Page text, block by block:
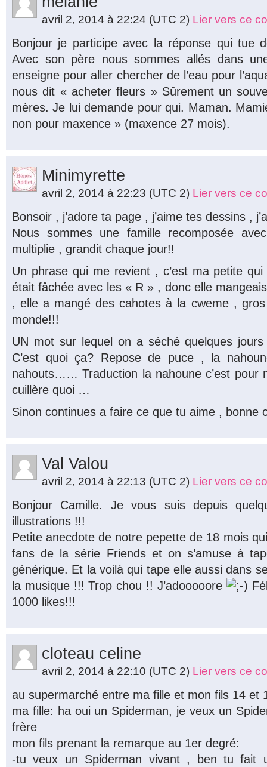
avril 2, 2014 à 22:24 (UTC 2) Lier vers ce
Bonjour je participe avec la réponse qui tue
Avec son père nous sommes allés dans
enseigne pour aller chercher de l’eau pour
nous dit « acheter fleurs » Sûrement un
mères. Je lui demande pour qui. Maman.
non pour maxence » (maxence 27 mois).
Minimyrette
avril 2, 2014 à 22:23 (UTC 2) Lier vers ce
Bonsoir , j’adore ta page , j’aime tes dessins ,
Nous sommes une famille recomposée
multiplie , grandit chaque jour!!
Un phrase qui me revient , c’est ma petite
était fâchée avec les « R » , donc elle
, elle a mangé des cahotes à la cweme ,
monde!!!
UN mot sur lequel on a séché quelques
C’est quoi ça? Repose de puce , la
nahouts…… Traduction la nahoune c’est pour
cuillère quoi …
Sinon continues a faire ce que tu aime , bonne
Val Valou
avril 2, 2014 à 22:13 (UTC 2) Lier vers ce
Bonjour Camille. Je vous suis depuis
illustrations !!!
Petite anecdote de notre pepette de 18 mois
fans de la série Friends et on s’amuse à
générique. Et la voilà qui tape elle aussi dans
la musique !!! Trop chou !! J’adooooore
1000 likes!!!
cloteau celine
avril 2, 2014 à 22:10 (UTC 2) Lier vers ce
au supermarché entre ma fille et mon fils 14 et
ma fille: ha oui un Spiderman, je veux un
frère
mon fils prenant la remarque au 1er degré:
-tu veux un Spiderman vivant , ben tu fait